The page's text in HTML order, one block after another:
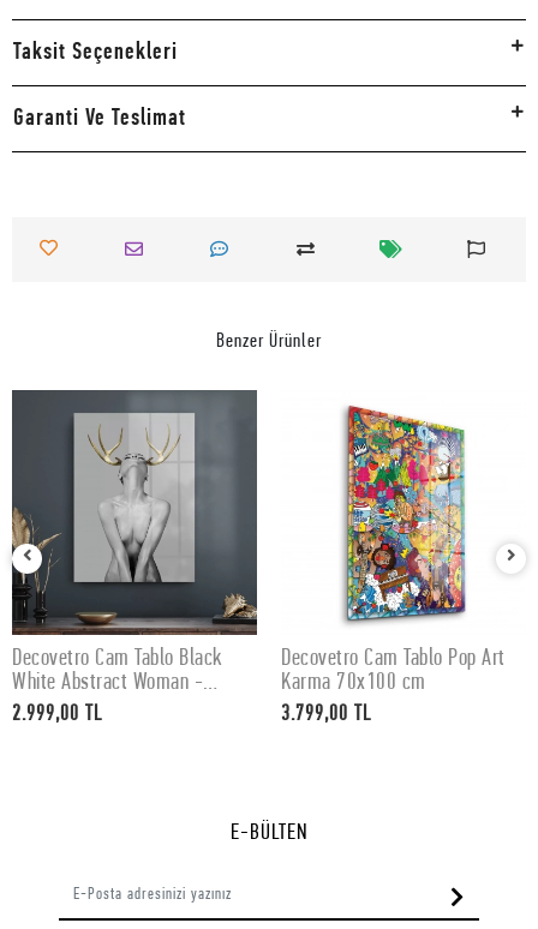
Taksit Seçenekleri
Garanti Ve Teslimat
Benzer Ürünler
SEPETE EKLE
Decovetro Cam Tablo Black
White Abstract Woman -
50x70 cm
2.999,00 TL
SEPETE EKLE
Decovetro Cam Tablo Pop Art
Karma 70x100 cm
3.799,00 TL
E-BÜLTEN